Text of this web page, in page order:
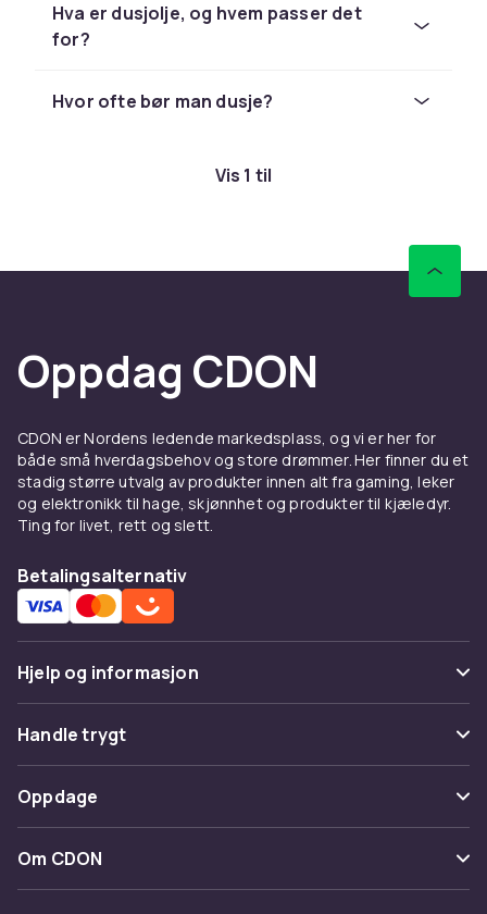
Hva er dusjolje, og hvem passer det
for?
Hvor ofte bør man dusje?
Vis 1 til
Oppdag CDON
CDON er Nordens ledende markedsplass, og vi er her for
både små hverdagsbehov og store drømmer. Her finner du et
stadig større utvalg av produkter innen alt fra gaming, leker
og elektronikk til hage, skjønnhet og produkter til kjæledyr.
Ting for livet, rett og slett.
Betalingsalternativ
Hjelp og informasjon
Vanlige spørsmål
Spor pakke
Angre & returner her
Kontakt oss
Handle trygt
Betaling
Levering
Oppdage
Kategorier
Varemerker
Om CDON